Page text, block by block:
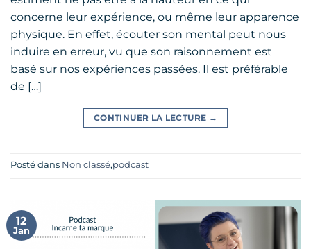
concerne leur expérience, ou même leur apparence
physique. En effet, écouter son mental peut nous
induire en erreur, vu que son raisonnement est
basé sur nos expériences passées. Il est préférable
de […]
CONTINUER LA LECTURE →
Posté dans Non classé,podcast
12
Jan